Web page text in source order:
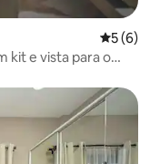
5 de
5 (6)
kit e vista para o